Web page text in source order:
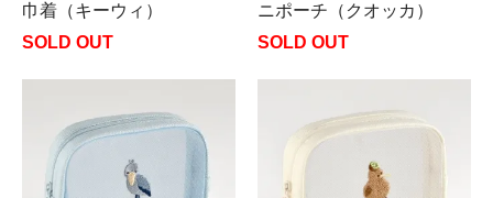
巾着（キーウィ）
SOLD OUT
ニポーチ（クオッカ）
SOLD OUT